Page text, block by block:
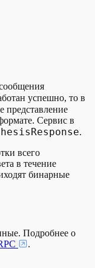
успешно, то в
представление
Сервис в
.
всего
в течение
бинарные
Подробнее о
.